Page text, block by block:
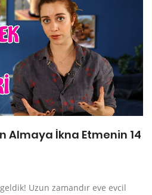
Almaya İkna Etmenin 14
Uzun zamandır eve evcil